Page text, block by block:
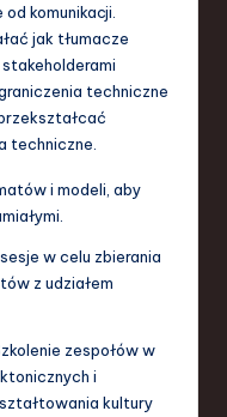
komunikacji.
jak tłumacze
techniczne
techniczne.
i modeli, aby
w celu zbierania
z udziałem
zespołów w
i
kultury